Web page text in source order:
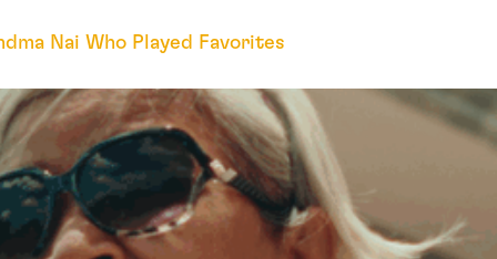
Nai Who Played Favorites